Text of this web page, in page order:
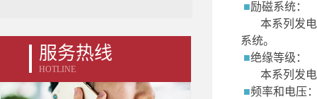
服务热线
HOTLINE
■励磁系统：
本系列发
系统。
■绝缘等级：
本系列发
■频率和电压